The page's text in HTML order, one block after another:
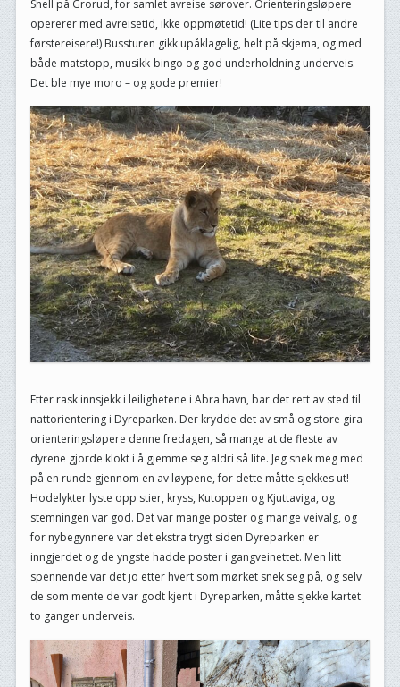
Shell på Grorud, for samlet avreise sørover. Orienteringsløpere
opererer med avreisetid, ikke oppmøtetid! (Lite tips der til andre
førstereisere!) Bussturen gikk upåklagelig, helt på skjema, og med
både matstopp, musikk-bingo og god underholdning underveis.
Det ble mye moro – og gode premier!
Etter rask innsjekk i leilighetene i Abra havn, bar det rett av sted til
nattorientering i Dyreparken. Der krydde det av små og store gira
orienteringsløpere denne fredagen, så mange at de fleste av
dyrene gjorde klokt i å gjemme seg aldri så lite. Jeg snek meg med
på en runde gjennom en av løypene, for dette måtte sjekkes ut!
Hodelykter lyste opp stier, kryss, Kutoppen og Kjuttaviga, og
stemningen var god. Det var mange poster og mange veivalg, og
for nybegynnere var det ekstra trygt siden Dyreparken er
inngjerdet og de yngste hadde poster i gangveinettet. Men litt
spennende var det jo etter hvert som mørket snek seg på, og selv
de som mente de var godt kjent i Dyreparken, måtte sjekke kartet
to ganger underveis.